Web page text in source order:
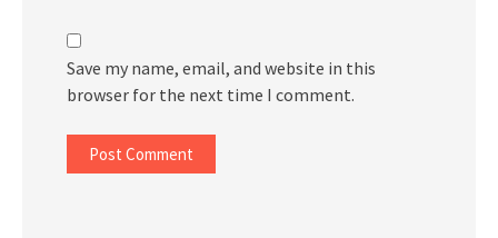
Save my name, email, and website in this
browser for the next time I comment.